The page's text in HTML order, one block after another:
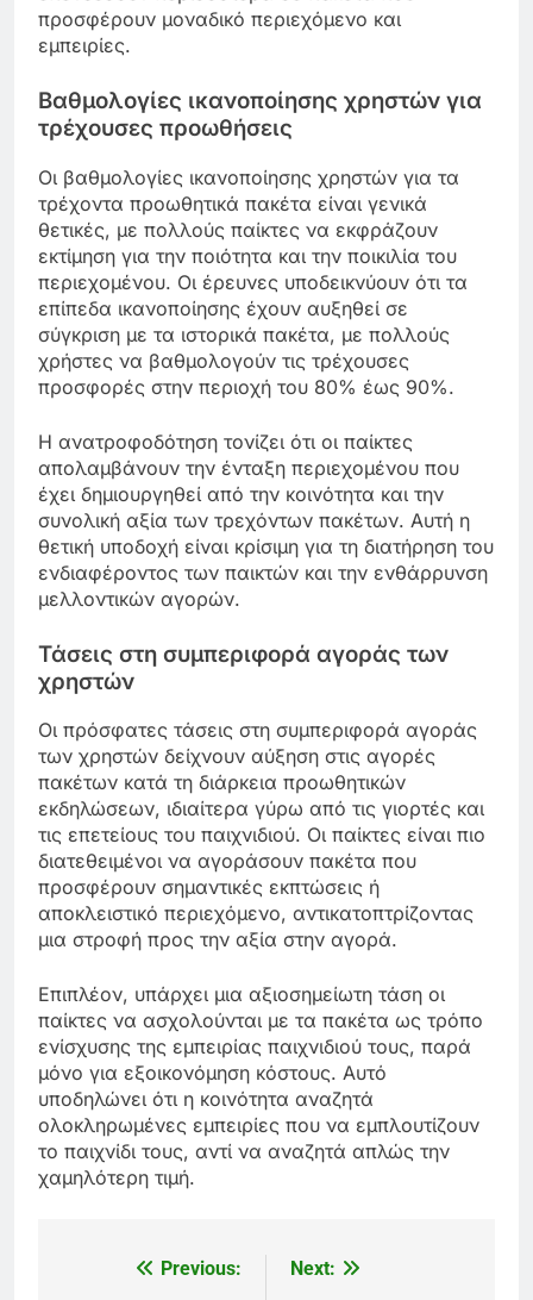
προσφέρουν μοναδικό περιεχόμενο και
εμπειρίες.
Βαθμολογίες ικανοποίησης χρηστών για
τρέχουσες προωθήσεις
Οι βαθμολογίες ικανοποίησης χρηστών για τα
τρέχοντα προωθητικά πακέτα είναι γενικά
θετικές, με πολλούς παίκτες να εκφράζουν
εκτίμηση για την ποιότητα και την ποικιλία του
περιεχομένου. Οι έρευνες υποδεικνύουν ότι τα
επίπεδα ικανοποίησης έχουν αυξηθεί σε
σύγκριση με τα ιστορικά πακέτα, με πολλούς
χρήστες να βαθμολογούν τις τρέχουσες
προσφορές στην περιοχή του 80% έως 90%.
Η ανατροφοδότηση τονίζει ότι οι παίκτες
απολαμβάνουν την ένταξη περιεχομένου που
έχει δημιουργηθεί από την κοινότητα και την
συνολική αξία των τρεχόντων πακέτων. Αυτή η
θετική υποδοχή είναι κρίσιμη για τη διατήρηση του
ενδιαφέροντος των παικτών και την ενθάρρυνση
μελλοντικών αγορών.
Τάσεις στη συμπεριφορά αγοράς των
χρηστών
Οι πρόσφατες τάσεις στη συμπεριφορά αγοράς
των χρηστών δείχνουν αύξηση στις αγορές
πακέτων κατά τη διάρκεια προωθητικών
εκδηλώσεων, ιδιαίτερα γύρω από τις γιορτές και
τις επετείους του παιχνιδιού. Οι παίκτες είναι πιο
διατεθειμένοι να αγοράσουν πακέτα που
προσφέρουν σημαντικές εκπτώσεις ή
αποκλειστικό περιεχόμενο, αντικατοπτρίζοντας
μια στροφή προς την αξία στην αγορά.
Επιπλέον, υπάρχει μια αξιοσημείωτη τάση οι
παίκτες να ασχολούνται με τα πακέτα ως τρόπο
ενίσχυσης της εμπειρίας παιχνιδιού τους, παρά
μόνο για εξοικονόμηση κόστους. Αυτό
υποδηλώνει ότι η κοινότητα αναζητά
ολοκληρωμένες εμπειρίες που να εμπλουτίζουν
το παιχνίδι τους, αντί να αναζητά απλώς την
χαμηλότερη τιμή.
Previous:
Next: